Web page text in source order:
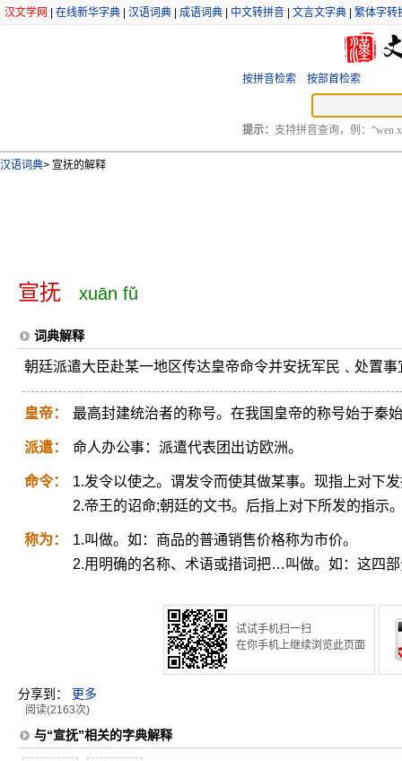
汉文学网 在线新华字典 汉语词典 成语词典 中文转拼音 文言文字典 繁体字转
按拼音检索 按部首检索
提示： 支持拼音查询，例：“wen
汉语词典> 宣抚的解释
宣抚 xuān fǔ
词典解释
朝廷派遣大臣赴某一地区传达皇帝命令并安抚军民﹑处置事
皇帝： 最高封建统治者的称号。在我国皇帝的称号始于秦
派遣： 命人办公事：派遣代表团出访欧洲。
命令：
1.发令以使之。谓发令而使其做某事。现指上对下
2.帝王的诏命;朝廷的文书。后指上对下所发的指示
称为：
1.叫做。如：商品的普通销售价格称为市价。
2.用明确的名称、术语或措词把…叫做。如：这四
试试手机扫一扫
在你手机上继续浏览此页面
分享到： 更多
阅读(2163次)
与“宣抚”相关的字典解释